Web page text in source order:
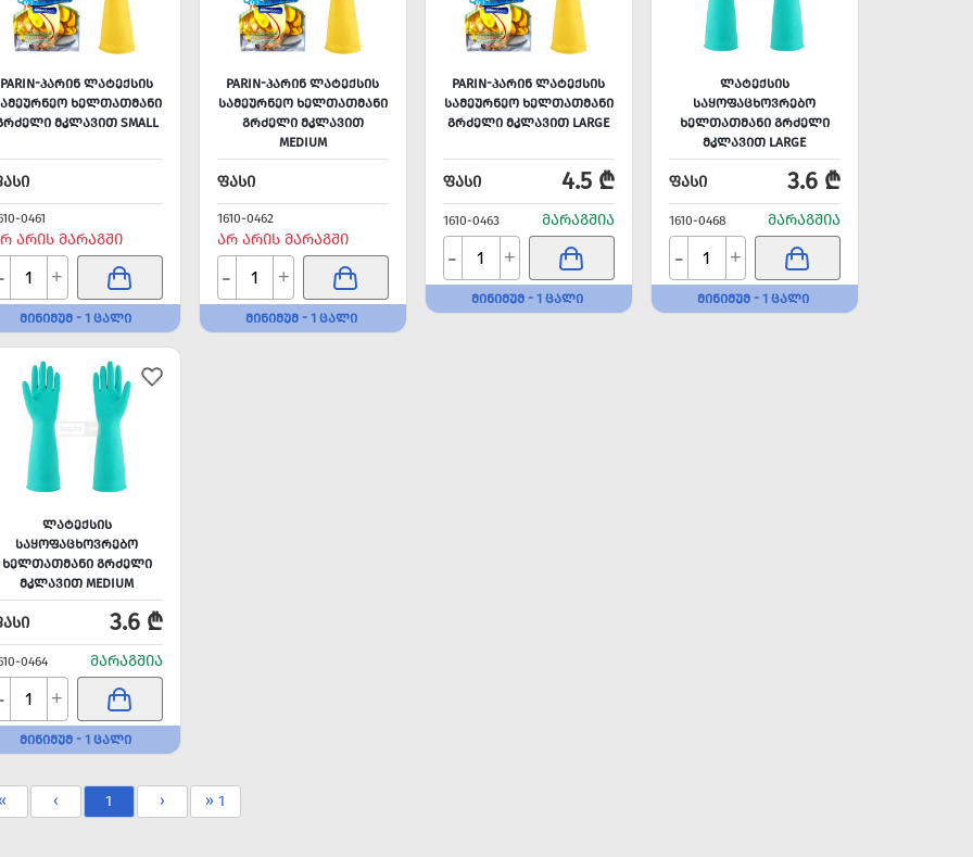
PARIN-ᲞᲐᲠᲘᲜ ᲚᲐᲢᲔᲥᲡᲘᲡ
ᲮᲔᲚᲗᲐᲗᲛᲐᲜᲘ
ᲛᲙᲚᲐᲕᲘᲗ SMALL
0461
ᲐᲠᲘᲡ ᲛᲐᲠᲐᲒᲨᲘ
+
ᲛᲘᲜᲘᲛᲣᲛ - 1 ᲪᲐᲚᲘ
PARIN-ᲞᲐᲠᲘᲜ ᲚᲐᲢᲔᲥᲡᲘᲡ
ᲡᲐᲛᲔᲣᲠᲜᲔᲝ ᲮᲔᲚᲗᲐᲗᲛᲐᲜᲘ
ᲒᲠᲫᲔᲚᲘ ᲛᲙᲚᲐᲕᲘᲗ
MEDIUM
ᲤᲐᲡᲘ
1610-0462
ᲐᲠ ᲐᲠᲘᲡ ᲛᲐᲠᲐᲒᲨᲘ
- +
ᲛᲘᲜᲘᲛᲣᲛ - 1 ᲪᲐᲚᲘ
PARIN-ᲞᲐᲠᲘᲜ ᲚᲐᲢᲔᲥᲡᲘᲡ
ᲡᲐᲛᲔᲣᲠᲜᲔᲝ ᲮᲔᲚᲗᲐᲗᲛᲐᲜᲘ
ᲒᲠᲫᲔᲚᲘ ᲛᲙᲚᲐᲕᲘᲗ LARGE
ᲤᲐᲡᲘ 4.5 ₾
1610-0463 ᲛᲐᲠᲐᲒᲨᲘᲐ
- +
ᲛᲘᲜᲘᲛᲣᲛ - 1 ᲪᲐᲚᲘ
ᲚᲐᲢᲔᲥᲡᲘᲡ
ᲡᲐᲧᲝᲤᲐᲪᲮᲝᲕᲠᲔᲑᲝ
ᲮᲔᲚᲗᲐᲗᲛᲐᲜᲘ ᲒᲠᲫᲔᲚᲘ
ᲛᲙᲚᲐᲕᲘᲗ LARGE
ᲤᲐᲡᲘ 3.6 ₾
1610-0468 ᲛᲐᲠᲐᲒᲨᲘᲐ
- +
ᲛᲘᲜᲘᲛᲣᲛ - 1 ᲪᲐᲚᲘ
ᲚᲐᲢᲔᲥᲡᲘᲡ
ᲡᲐᲧᲝᲤᲐᲪᲮᲝᲕᲠᲔᲑᲝ
ᲮᲔᲚᲗᲐᲗᲛᲐᲜᲘ ᲒᲠᲫᲔᲚᲘ
ᲛᲙᲚᲐᲕᲘᲗ MEDIUM
3.6 ₾
0464 ᲛᲐᲠᲐᲒᲨᲘᲐ
+
ᲛᲘᲜᲘᲛᲣᲛ - 1 ᲪᲐᲚᲘ
‹ 1 › » 1